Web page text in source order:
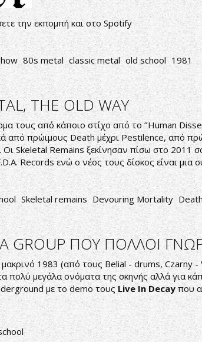
την εκπομπή και στο Spotify
80s metal classic metal old school 1981
THE OLD WAY
τους από κάποιο στίχο από το ‘’Human
από πρώιμους Death μέχρι Pestilence, από
Οι Skeletal Remains ξεκίνησαν πίσω στο
Records ενώ ο νέος τους δίσκος είναι
Skeletal remains Devouring Mortality
GROUP ΠΟΥ ΠΟΛΛΟΙ
μακρινό 1983 (από τους Belial - drums, Czarny
πολύ μεγάλα ονόματα της σκηνής αλλά για
με το demo τουςLive In Decay που